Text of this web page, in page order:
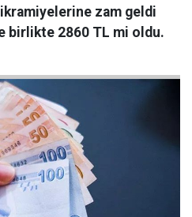
zam geldi
birlikte 2860 TL mi oldu.